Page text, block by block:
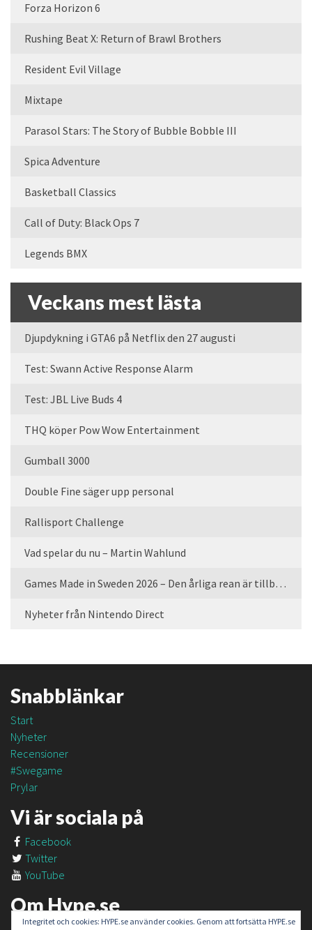
Forza Horizon 6
Rushing Beat X: Return of Brawl Brothers
Resident Evil Village
Mixtape
Parasol Stars: The Story of Bubble Bobble III
Spica Adventure
Basketball Classics
Call of Duty: Black Ops 7
Legends BMX
Veckans mest lästa
Djupdykning i GTA6 på Netflix den 27 augusti
Test: Swann Active Response Alarm
Test: JBL Live Buds 4
THQ köper Pow Wow Entertainment
Gumball 3000
Double Fine säger upp personal
Rallisport Challenge
Vad spelar du nu – Martin Wahlund
Games Made in Sweden 2026 – Den årliga rean är tillbaka
Nyheter från Nintendo Direct
Snabblänkar
Start
Nyheter
Recensioner
#Swegame
Prylar
Vi är sociala på
Facebook
Twitter
YouTube
Om Hype.se
Integritet och cookies: HYPE.se använder cookies. Genom att fortsätta HYPE.se